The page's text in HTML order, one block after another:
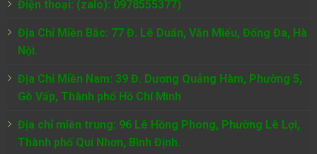
Điện thoại: (zalo): 0978555377)
Địa Chỉ Miền Bắc: 77 Đ. Lê Duẩn, Văn Miếu, Đống Đa, Hà
Nội.
Địa Chỉ Miền Nam: 39 Đ. Dương Quảng Hàm, Phường 5,
Gò Vấp, Thành phố Hồ Chí Minh
Địa chỉ miền trung: 96 Lê Hồng Phong, Phường Lê Lợi,
Thành phố Qui Nhơn, Bình Định.